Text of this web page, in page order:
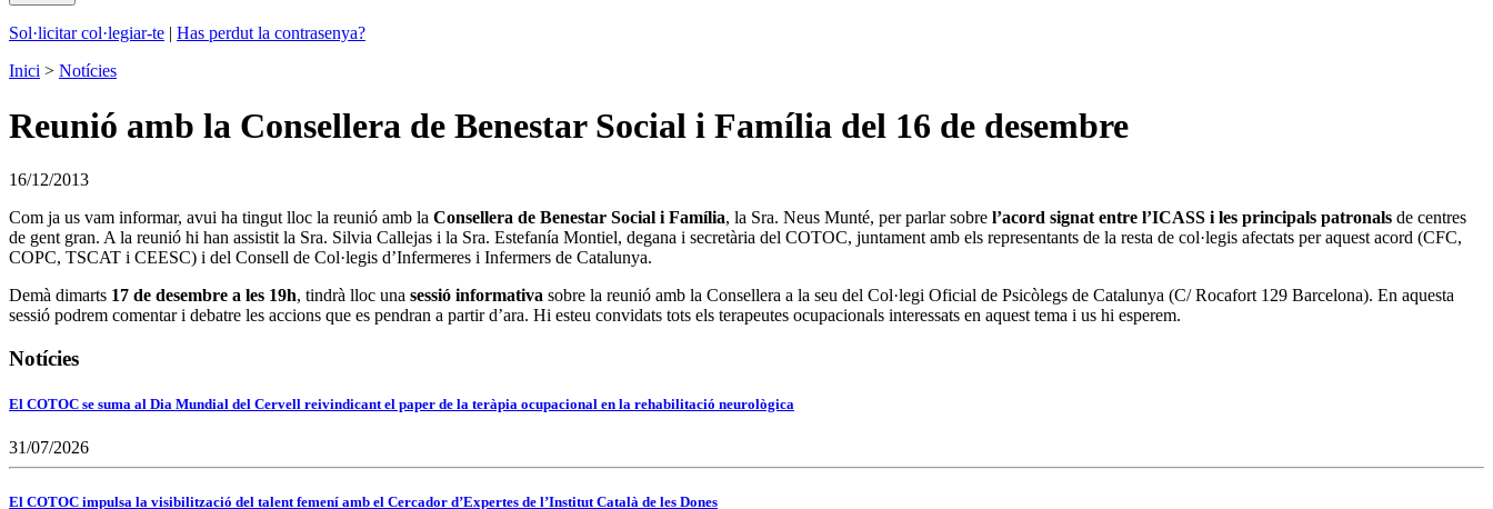
Sol·licitar col·legiar-te | Has perdut la contrasenya?
Inici > Notícies
Reunió amb la Consellera de Benestar Social i Família del 16 de desembre
16/12/2013
Com ja us vam informar, avui ha tingut lloc la reunió amb la Consellera de Benestar Social i Família, la Sra. Neus Munté, per parlar sobre l’acord signat entre l’ICASS i les principals patronals de centres
de gent gran. A la reunió hi han assistit la Sra. Silvia Callejas i la Sra. Estefanía Montiel, degana i secretària del COTOC, juntament amb els representants de la resta de col·legis afectats per aquest acord (CFC,
COPC, TSCAT i CEESC) i del Consell de Col·legis d’Infermeres i Infermers de Catalunya.
Demà dimarts 17 de desembre a les 19h, tindrà lloc una sessió informativa sobre la reunió amb la Consellera a la seu del Col·legi Oficial de Psicòlegs de Catalunya (C/ Rocafort 129 Barcelona). En aquesta
sessió podrem comentar i debatre les accions que es pendran a partir d’ara. Hi esteu convidats tots els terapeutes ocupacionals interessats en aquest tema i us hi esperem.
Notícies
El COTOC se suma al Dia Mundial del Cervell reivindicant el paper de la teràpia ocupacional en la rehabilitació neurològica
31/07/2026
El COTOC impulsa la visibilització del talent femení amb el Cercador d’Expertes de l’Institut Català de les Dones